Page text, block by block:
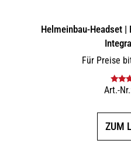
Helmeinbau-Headset |
Für Preise
Art.-
ZUM